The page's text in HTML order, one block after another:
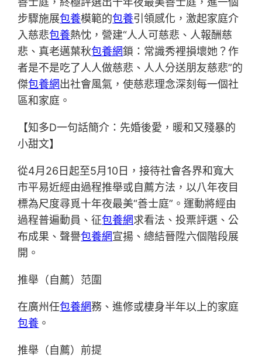
步驟施展包養模範的包養引領感化，激起家庭介
入慈悲包養熱忱，營建“人人可慈悲、人報酬慈
悲、真老邁葉秋包養網鎖：常識秀裡損壞她？作
者是不是吃了人人做慈悲、人人分送朋友慈悲”的
傑包養網出社會風氣，使慈悲理念深刻每一個社
區和家庭。
【知多D一句話簡介：先婚後愛，暖和又殘暴的
小甜文】
從4月26日起至5月10日，接待社會各界和寬大
市平易近經由過程推舉或自薦方法，以八年夜目
標為尺度尋覓十年夜最美“善士庭”。運動將經由
過程普遍動員、征包養網求看法、投票評選、公
布成果、聲譽包養網宣揚、總結晉陞六個階段展
開。
推舉（自薦）范圍
在廣州任包養網務、進修或棲身半年以上的家庭
包養 。
推舉（自薦）前提